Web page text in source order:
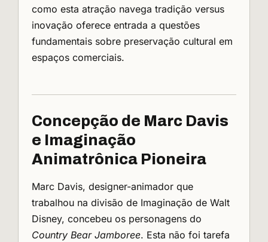
como esta atração navega tradição versus
inovação oferece entrada a questões
fundamentais sobre preservação cultural em
espaços comerciais.
Concepção de Marc Davis
e Imaginação
Animatrônica Pioneira
Marc Davis, designer-animador que
trabalhou na divisão de Imaginação de Walt
Disney, concebeu os personagens do
Country Bear Jamboree. Esta não foi tarefa